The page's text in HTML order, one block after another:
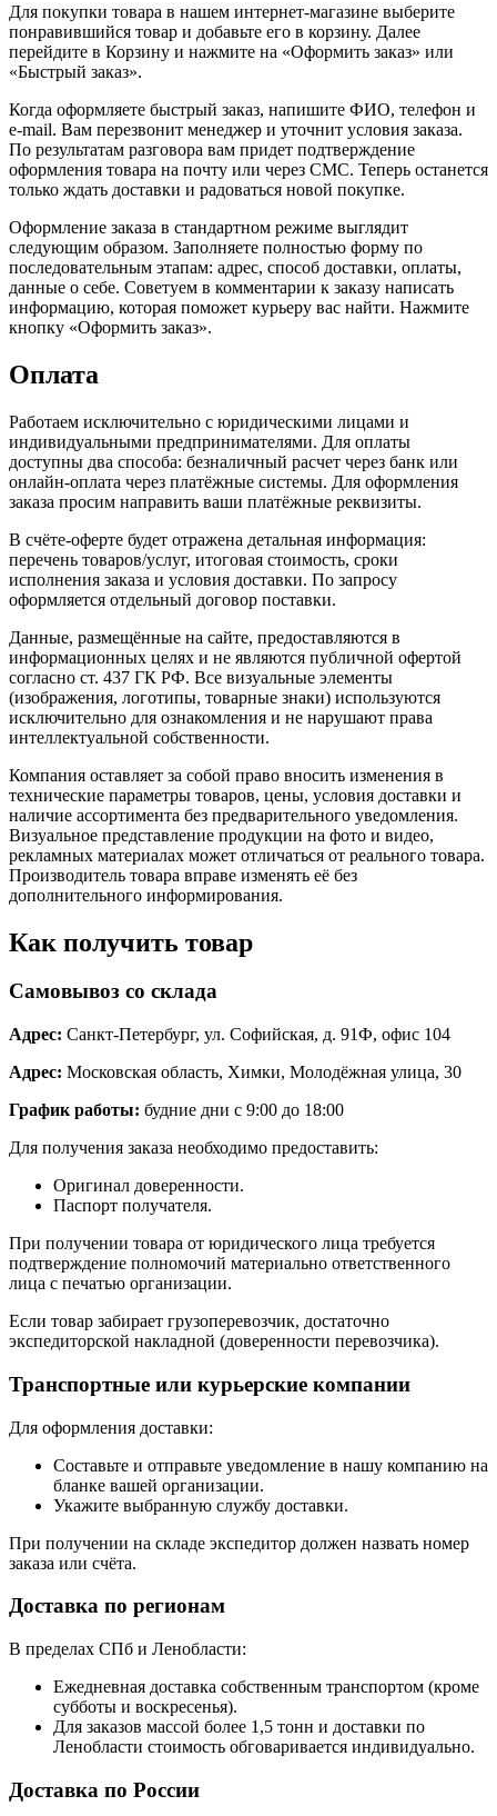
Для покупки товара в нашем интернет-магазине выберите
понравившийся товар и добавьте его в корзину. Далее
перейдите в Корзину и нажмите на «Оформить заказ» или
«Быстрый заказ».
Когда оформляете быстрый заказ, напишите ФИО, телефон и
e-mail. Вам перезвонит менеджер и уточнит условия заказа.
По результатам разговора вам придет подтверждение
оформления товара на почту или через СМС. Теперь останется
только ждать доставки и радоваться новой покупке.
Оформление заказа в стандартном режиме выглядит
следующим образом. Заполняете полностью форму по
последовательным этапам: адрес, способ доставки, оплаты,
данные о себе. Советуем в комментарии к заказу написать
информацию, которая поможет курьеру вас найти. Нажмите
кнопку «Оформить заказ».
Оплата
Работаем исключительно с юридическими лицами и
индивидуальными предпринимателями. Для оплаты
доступны два способа: безналичный расчет через банк или
онлайн-оплата через платёжные системы. Для оформления
заказа просим направить ваши платёжные реквизиты.
В счёте-оферте будет отражена детальная информация:
перечень товаров/услуг, итоговая стоимость, сроки
исполнения заказа и условия доставки. По запросу
оформляется отдельный договор поставки.
Данные, размещённые на сайте, предоставляются в
информационных целях и не являются публичной офертой
согласно ст. 437 ГК РФ. Все визуальные элементы
(изображения, логотипы, товарные знаки) используются
исключительно для ознакомления и не нарушают права
интеллектуальной собственности.
Компания оставляет за собой право вносить изменения в
технические параметры товаров, цены, условия доставки и
наличие ассортимента без предварительного уведомления.
Визуальное представление продукции на фото и видео,
рекламных материалах может отличаться от реального товара.
Производитель товара вправе изменять её без
дополнительного информирования.
Как получить товар
Самовывоз со склада
Адрес: Санкт-Петербург, ул. Софийская, д. 91Ф, офис 104
Адрес: Московская область, Химки, Молодёжная улица, 30
График работы: будние дни с 9:00 до 18:00
Для получения заказа необходимо предоставить:
Оригинал доверенности.
Паспорт получателя.
При получении товара от юридического лица требуется
подтверждение полномочий материально ответственного
лица с печатью организации.
Если товар забирает грузоперевозчик, достаточно
экспедиторской накладной (доверенности перевозчика).
Транспортные или курьерские компании
Для оформления доставки:
Составьте и отправьте уведомление в нашу компанию на
бланке вашей организации.
Укажите выбранную службу доставки.
При получении на складе экспедитор должен назвать номер
заказа или счёта.
Доставка по регионам
В пределах СПб и Ленобласти:
Ежедневная доставка собственным транспортом (кроме
субботы и воскресенья).
Для заказов массой более 1,5 тонн и доставки по
Ленобласти стоимость обговаривается индивидуально.
Доставка по России